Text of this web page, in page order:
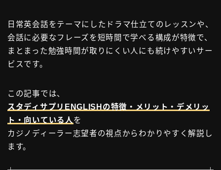
日常英会話をテーマにしたドラマ仕立てのレッスンや、
会話に必要なフレーズを短時間で学べる構成が特徴で、
まとまった勉強時間が取りにくい人にも続けやすいサー
ビスです。
この記事では、
スタディサプリENGLISHの特徴・メリット・デメリッ
ト・向いている人 を
カジノディーラー志望者の視点からわかりやすく解説し
ます。